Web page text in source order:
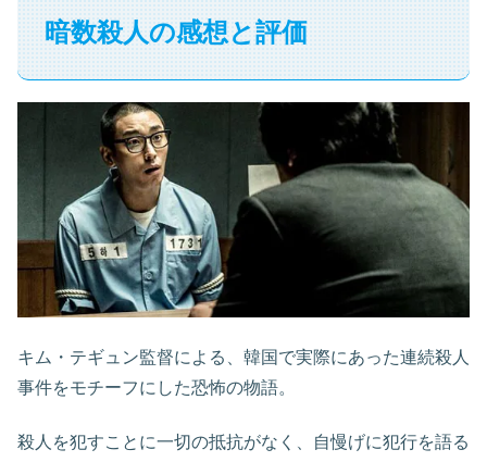
暗数殺人の感想と評価
キム・テギュン監督による、韓国で実際にあった連続殺人
事件をモチーフにした恐怖の物語。
殺人を犯すことに一切の抵抗がなく、自慢げに犯行を語る